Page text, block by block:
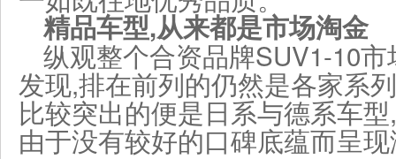
精品车型,从来都是市场淘金
纵观整个合资品牌SUV1-10
发现,排在前列的仍然是各家系
比较突出的便是日系与德系车
由于没有较好的口碑底蕴而呈